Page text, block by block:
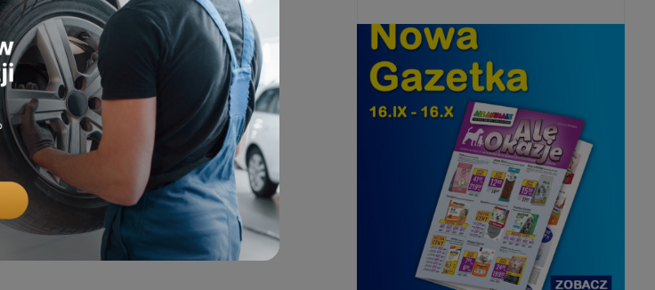
ją do Ale Animale Forever King lub